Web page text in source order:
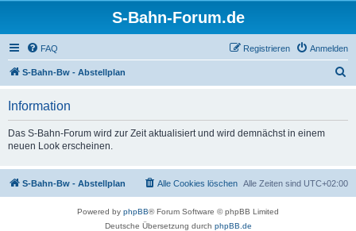
S-Bahn-Forum.de
FAQ Anmelden
Registrieren
S-Bahn-Bw - Abstellplan
Information
Das S-Bahn-Forum wird zur Zeit aktualisiert und wird demnächst in einem
neuen Look erscheinen.
S-Bahn-Bw - Abstellplan Alle Zeiten sind UTC+02:00
Alle Cookies löschen
Powered by phpBB® Forum Software © phpBB Limited
Deutsche Übersetzung durch phpBB.de